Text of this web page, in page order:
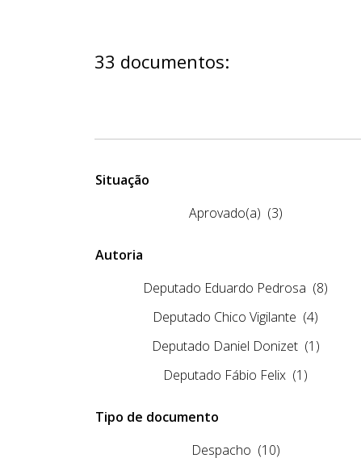
33 documentos:
Situação
Aprovado(a) (3)
Autoria
Deputado Eduardo Pedrosa (8)
Deputado Chico Vigilante (4)
Deputado Daniel Donizet (1)
Deputado Fábio Felix (1)
Tipo de documento
Despacho (10)